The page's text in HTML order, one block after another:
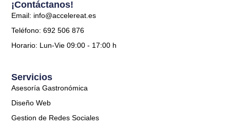
Servicios
Asesoría Gastronómica
Diseño Web
Gestion de Redes Sociales
¡Contáctanos!
Email: info@accelereat.es
Teléfono: 692 506 876
Horario: Lun-Vie 09:00 - 17:00 h